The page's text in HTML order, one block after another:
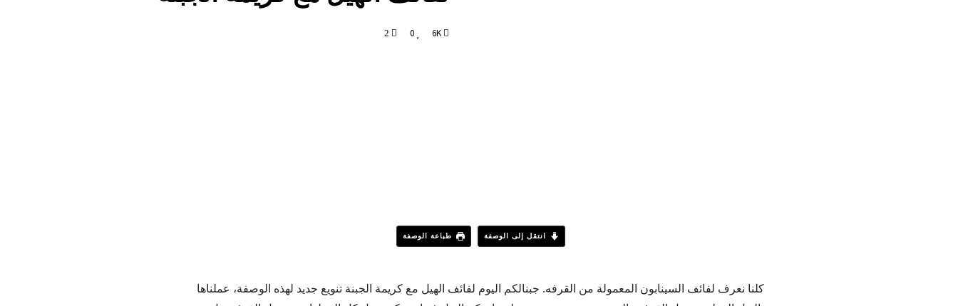
6K
0
انتقل إلى الوصفة طباعة الوصفة
كلنا نعرف لفائف السينابون المعمولة من القرفه. جبنالكم اليوم لفائف الهيل مع كريمة الجبنة تنويع جديد لهذه الوصفة، عملناها